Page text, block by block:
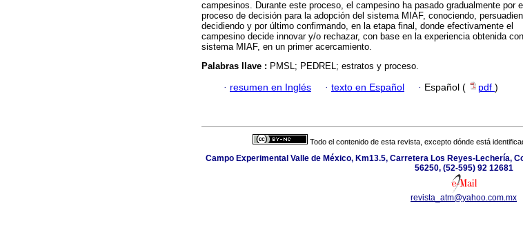
campesinos. Durante este proceso, el campesino ha pasado gradualmente por el
proceso de decisión para la adopción del sistema MIAF, conociendo,
decidiendo y por último confirmando, en la etapa final, donde efectivamente el
campesino decide innovar y/o rechazar, con base en la experiencia obtenida
sistema MIAF, en un primer acercamiento.
Palabras llave : PMSL; PEDREL; estratos y proceso.
· resumen en Inglés · texto en Español · Español ( pdf )
Todo el contenido de esta revista, excepto dónde está
Campo Experimental Valle de México, Km13.5, Carretera Los Reyes-Lechería,
56250, (52-595) 92 12681
revista_atm@yahoo.com.mx